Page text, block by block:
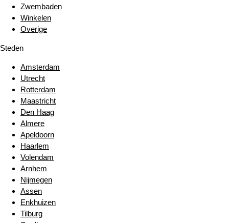
Zwembaden
Winkelen
Overige
Steden
Amsterdam
Utrecht
Rotterdam
Maastricht
Den Haag
Almere
Apeldoorn
Haarlem
Volendam
Arnhem
Nijmegen
Assen
Enkhuizen
Tilburg